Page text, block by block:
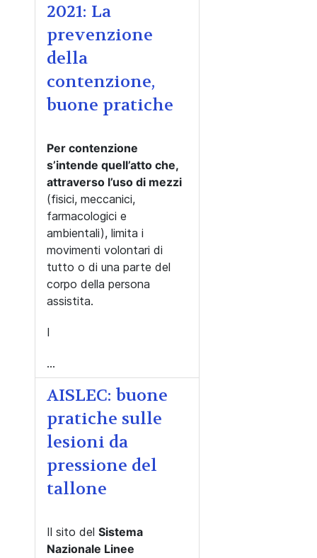
2021: La
prevenzione
della
contenzione,
buone pratiche
Per contenzione
s’intende quell’atto che,
attraverso l’uso di mezzi
(fisici, meccanici,
farmacologici e
ambientali), limita i
movimenti volontari di
tutto o di una parte del
corpo della persona
assistita.
I
...
AISLEC: buone
pratiche sulle
lesioni da
pressione del
tallone
Il sito del Sistema
Nazionale Linee